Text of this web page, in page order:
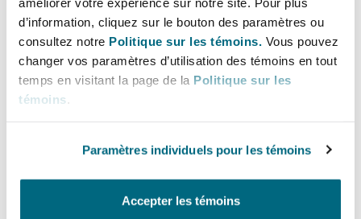
d’information, cliquez sur le bouton des paramètres ou
consultez notre Politique sur les témoins. Vous pouvez
changer vos paramètres d’utilisation des témoins en tout
temps en visitant la page de la Politique sur les
témoins
Paramètres individuels pour les témoins
Accepter les témoins
Entretien, réparation et
Couverture d’assurance
Risques politiques et crédit
+44 23 8038 2647
andrew.west@clydeco.com
Bureau principal
Southampton
+44 23 8023 6464
+44 333 3000 232